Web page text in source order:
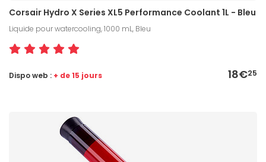
Corsair Hydro X Series XL5 Performance Coolant 1L - Bleu
Liquide pour watercooling, 1000 mL, Bleu
18€25
Dispo web : + de 15 jours